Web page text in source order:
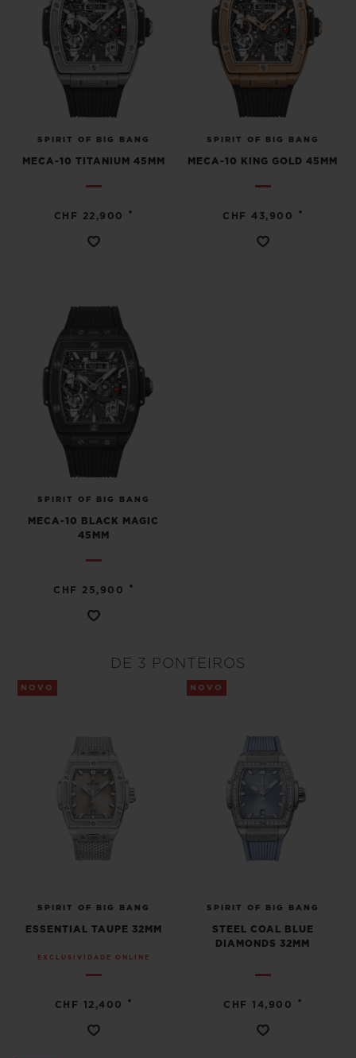
SPIRIT OF BIG BANG
MECA-10 TITANIUM 45MM
CHF 22,900 •
SPIRIT OF BIG BANG
MECA-10 KING GOLD 45MM
CHF 43,900 •
SPIRIT OF BIG BANG
MECA-10 BLACK MAGIC
45MM
CHF 25,900 •
DE 3 PONTEIROS
NOVO
SPIRIT OF BIG BANG
ESSENTIAL TAUPE 32MM
EXCLUSIVIDADE ONLINE
CHF 12,400 •
NOVO
SPIRIT OF BIG BANG
STEEL COAL BLUE
DIAMONDS 32MM
CHF 14,900 •